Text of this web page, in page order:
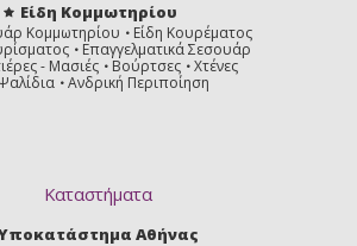
Είδη Κομμωτηρίου
Κομμωτηρίου
Είδη Κουρέματος
Επαγγελματικά Σεσουάρ
- Μασιές
Βούρτσες
Χτένες
Ανδρική Περιποίηση
Καταστήματα
Αθήνας